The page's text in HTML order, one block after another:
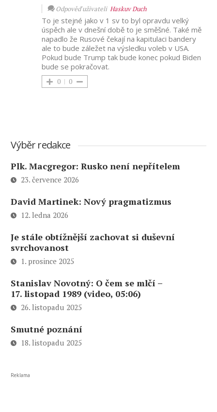
Odpověď uživateliHaskuv Duch
To je stejné jako v 1 sv to byl opravdu velký
úspěch ale v dnešní době to je směšné. Také mě
napadlo že Rusové čekají na kapitulaci bandery
ale to bude záležet na výsledku voleb v USA.
Pokud bude Trump tak bude konec pokud Biden
bude se pokračovat.
0 0
Výběr redakce
Plk. Macgregor: Rusko není nepřítelem
23. července 2026
David Martinek: Nový pragmatizmus
12. ledna 2026
Je stále obtížnější zachovat si duševní
svrchovanost
1. prosince 2025
Stanislav Novotný: O čem se mlčí –
17. listopad 1989 (video, 05:06)
26. listopadu 2025
Smutné poznání
18. listopadu 2025
Reklama